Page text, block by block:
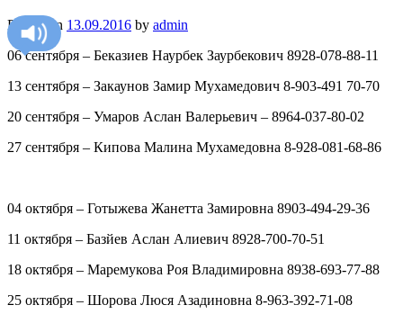
Posted on 13.09.2016 by admin
06 сентября – Беказиев Наурбек Заурбекович 8928-078-88-11
13 сентября – Закаунов Замир Мухамедович 8-903-491 70-70
20 сентября – Умаров Аслан Валерьевич – 8964-037-80-02
27 сентября – Кипова Малина Мухамедовна 8-928-081-68-86
04 октября – Готыжева Жанетта Замировна 8903-494-29-36
11 октября – Базйев Аслан Алиевич 8928-700-70-51
18 октября – Маремукова Роя Владимировна 8938-693-77-88
25 октября – Шорова Люся Азадиновна 8-963-392-71-08